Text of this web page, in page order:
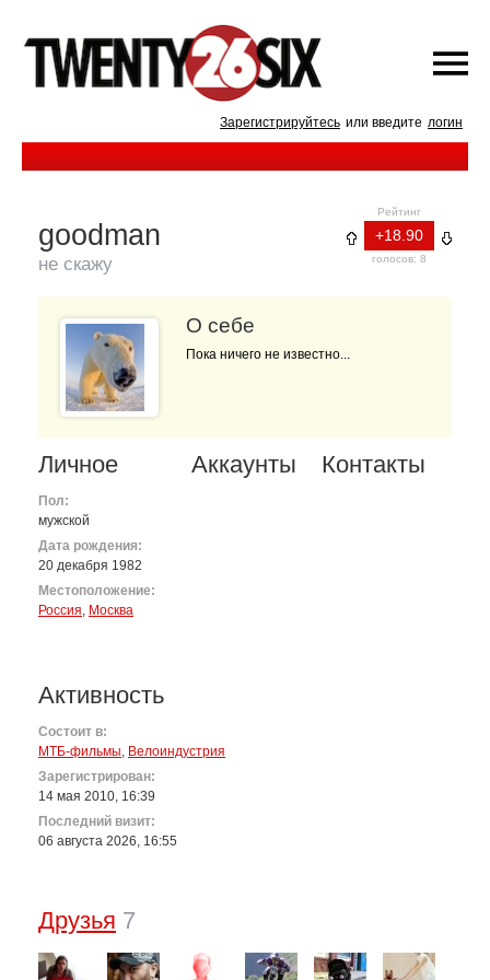
Зарегистрируйтесь или введите логин
Рейтинг
+18.90
голосов: 8
goodman
не скажу
О себе
Пока ничего не известно...
Личное
Пол:
мужской
Дата рождения:
20 декабря 1982
Местоположение:
Россия, Москва
Аккаунты Контакты
Активность
Состоит в:
МТБ-фильмы, Велоиндустрия
Зарегистрирован:
14 мая 2010, 16:39
Последний визит:
06 августа 2026, 16:55
Друзья 7